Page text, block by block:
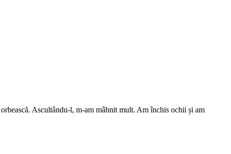
Ascultându-l, m-am mâhnit mult. Am închis ochii și am